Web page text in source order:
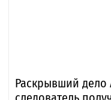
Раскрывший